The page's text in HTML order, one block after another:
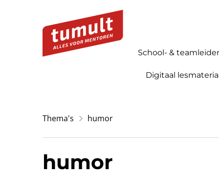
School- &
Digitaal
Thema's humor
humor